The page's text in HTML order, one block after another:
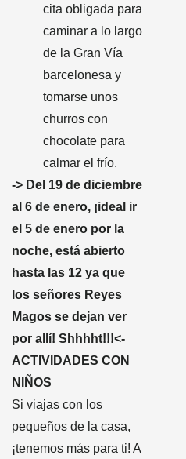
cita obligada para
caminar a lo largo
de la Gran Vía
barcelonesa y
tomarse unos
churros con
chocolate para
calmar el frío.
-> Del 19 de diciembre
al 6 de enero, ¡ideal ir
el 5 de enero por la
noche, está abierto
hasta las 12 ya que
los señores Reyes
Magos se dejan ver
por allí! Shhhht!!!<-
ACTIVIDADES CON
NIÑOS
Si viajas con los
pequeños de la casa,
¡tenemos más para ti! A